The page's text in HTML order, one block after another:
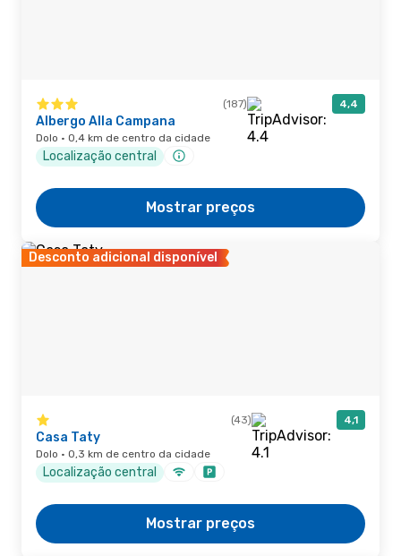
(187) 4,4
Albergo Alla Campana
Dolo · 0,4 km de centro da cidade
Localização central
Mostrar preços
Desconto adicional disponível
(43) 4,1
Casa Taty
Dolo · 0,3 km de centro da cidade
Localização central
Mostrar preços